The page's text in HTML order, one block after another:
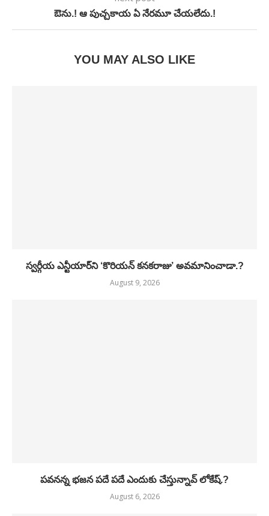
ఔను.! ఆ పుచ్చకాయ ఏ నేరమూ చేయలేదు.!
YOU MAY ALSO LIKE
స్వర్గీయ ఎన్టీయార్‌ని ‘కొరియన్ కనకరాజు’ అవమానించాడా.?
August 9, 2026
పవనన్న భజన పదే పదే ఎందుకు చేస్తున్నావ్ లోకేష్.?
August 6, 2026